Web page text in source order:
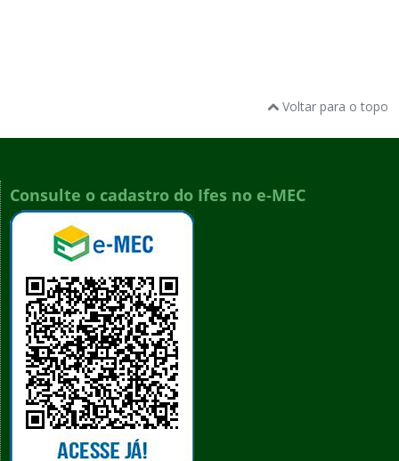
Voltar para o topo
Consulte o cadastro do Ifes no e-MEC